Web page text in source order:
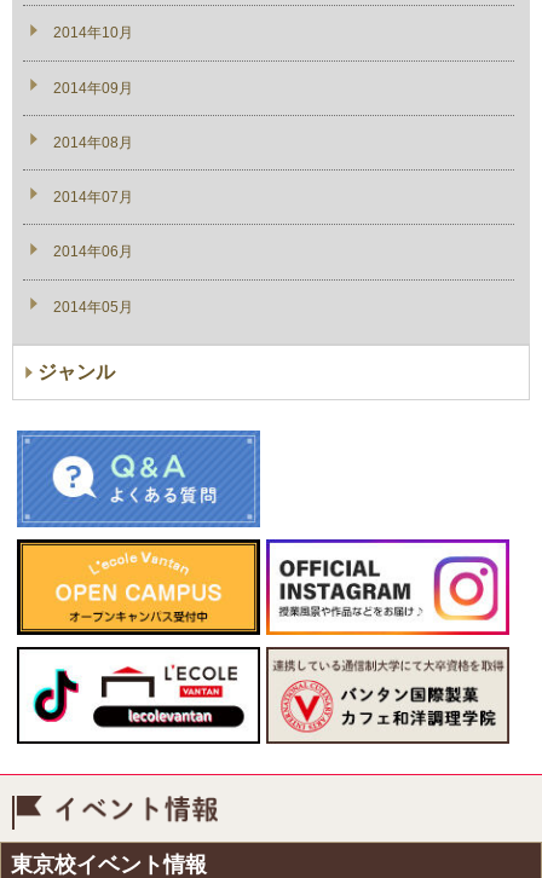
2014年10月
2014年09月
2014年08月
2014年07月
2014年06月
2014年05月
ジャンル
東京校イベント情報